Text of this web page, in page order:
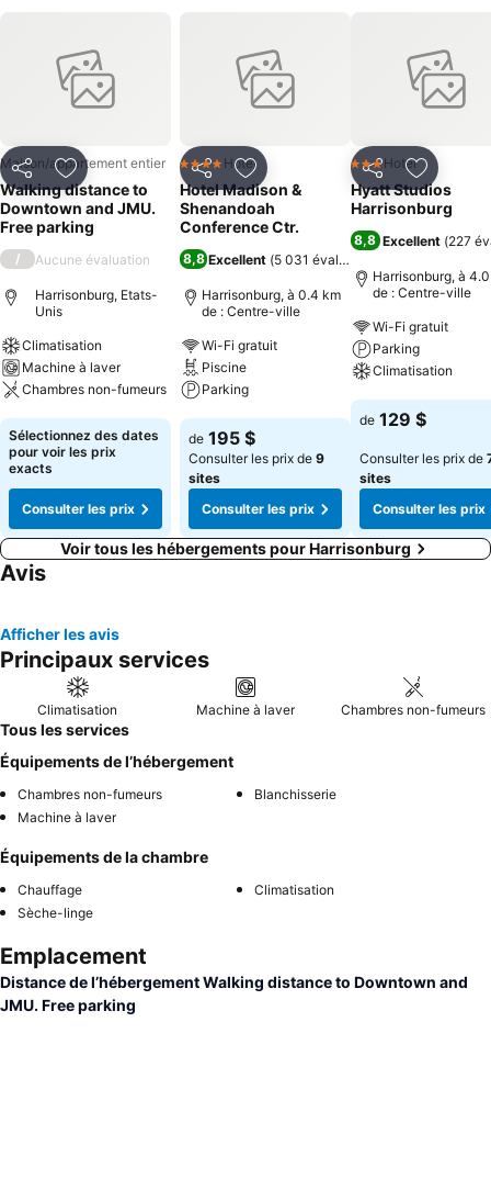
PartagerAjouter à mes favoris
Maison/appartement entier
Walking distance to
Downtown and JMU.
Free parking
/ Aucune évaluation
Harrisonburg, Etats-
Unis
Climatisation
Machine à laver
Chambres non-fumeurs
Consulter les prix
Sélectionnez des dates
pour voir les prix
exacts
Consulter les prix
PartagerAjouter à mes favoris
4 ÉtoilesHotel
Hotel Madison &
Shenandoah
Conference Ctr.
8,8 Excellent (5 031 évaluations
Harrisonburg, à 0.4 km
de : Centre-ville
Wi-Fi gratuit
Piscine
Parking
Consulter les prix
de 195 $
Consulter les prix de 9
sites
Consulter les prix
PartagerAjouter
3 ÉtoilesHotel
Hyatt Studios
Harrisonburg
8,8 Excellent (227
Harrisonburg, à
de : Centre-ville
Wi-Fi gratuit
Parking
Climatisation
Consulter les
de 129 $
Consulter les prix de
sites
Consulter les prix
Voir tous les hébergements pour Harrisonburg
Avis
Afficher les avis
Principaux services
Climatisation Machine à laver Chambres non-fumeurs
Tous les services
Équipements de l’hébergement
Chambres non-fumeurs
Blanchisserie
Machine à laver
Équipements de la chambre
Chauffage
Climatisation
Sèche-linge
Emplacement
Distance de l’hébergement Walking distance to Downtown and
JMU. Free parking